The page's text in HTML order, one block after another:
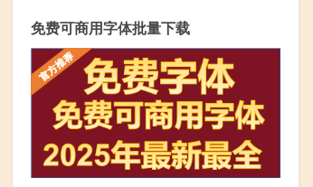
免费可商用字体批量下载